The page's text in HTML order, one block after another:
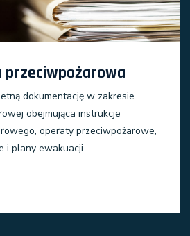
przeciwpożarowa
dokumentację w zakresie
obejmująca instrukcje
operaty przeciwpożarowe,
i plany ewakuacji.